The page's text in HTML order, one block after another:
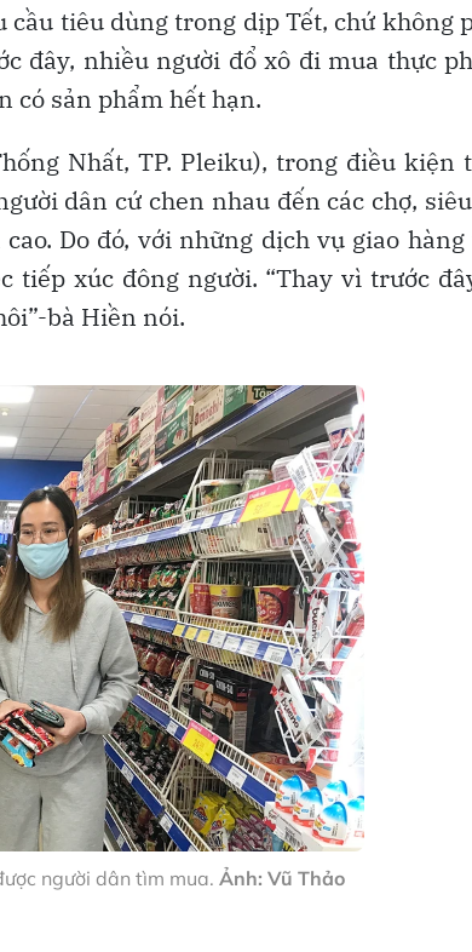
tiêu dùng trong dịp Tết, chứ không
đây, nhiều người đổ xô đi mua thực
có sản phẩm hết hạn.
Nhất, TP. Pleiku), trong điều kiện
dân cứ chen nhau đến các chợ,
Do đó, với những dịch vụ giao hàng
tiếp xúc đông người. “Thay vì trước
bà Hiền nói.
người dân tìm mua. Ảnh: Vũ Thảo